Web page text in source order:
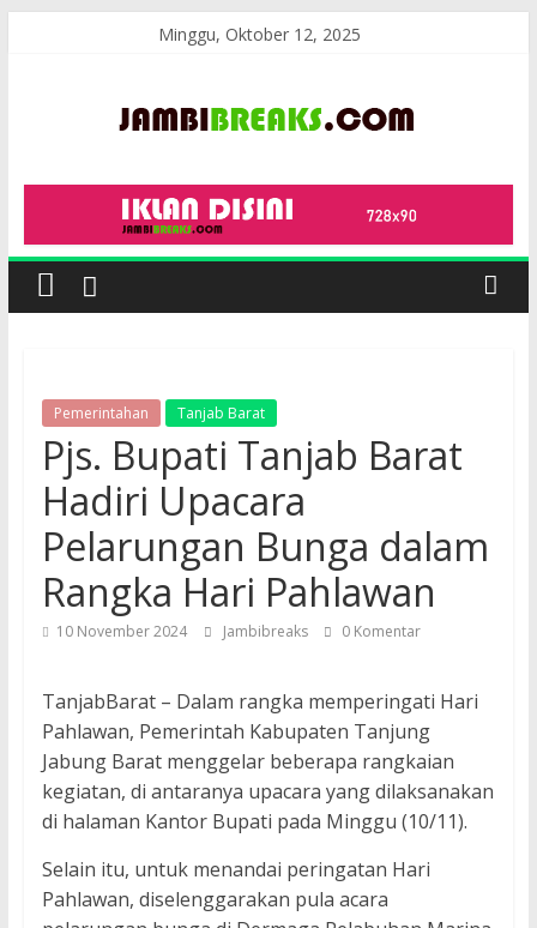
Minggu, Oktober 12, 2025
JambiBreaks
Pemerintahan Tanjab Barat
Pjs. Bupati Tanjab Barat
Hadiri Upacara
Pelarungan Bunga dalam
Rangka Hari Pahlawan
10 November 2024 Jambibreaks 0 Komentar
TanjabBarat – Dalam rangka memperingati Hari
Pahlawan, Pemerintah Kabupaten Tanjung
Jabung Barat menggelar beberapa rangkaian
kegiatan, di antaranya upacara yang dilaksanakan
di halaman Kantor Bupati pada Minggu (10/11).
Selain itu, untuk menandai peringatan Hari
Pahlawan, diselenggarakan pula acara